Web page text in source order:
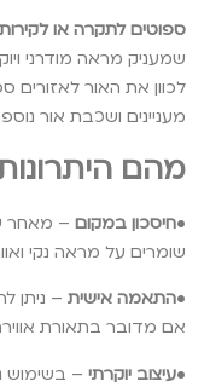
ספוטים לתקרה או לקירות
שמעניק מראה מודרני
לכוון את האור
מעניינים ושכבת אור
מהם
•חיסכון במקום – מאחר
שומרים על מראה נקי
•התאמה אישית – ניתן
אם מדובר בתאורת
•עיצוב יוקרתי – בשימוש